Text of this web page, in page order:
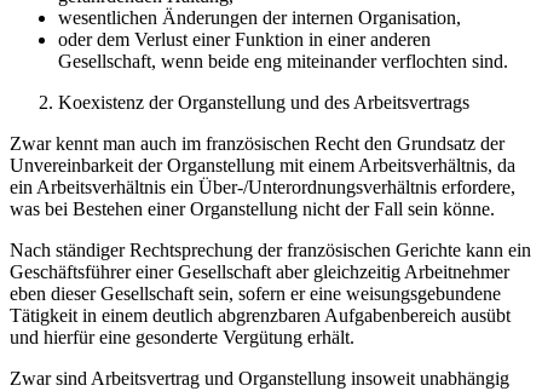
wesentlichen Änderungen der internen Organisation,
oder dem Verlust einer Funktion in einer anderen
Gesellschaft, wenn beide eng miteinander verflochten sind.
Koexistenz der Organstellung und des Arbeitsvertrags
Zwar kennt man auch im französischen Recht den Grundsatz der
Unvereinbarkeit der Organstellung mit einem Arbeitsverhältnis, da
ein Arbeitsverhältnis ein Über-/Unterordnungsverhältnis erfordere,
was bei Bestehen einer Organstellung nicht der Fall sein könne.
Nach ständiger Rechtsprechung der französischen Gerichte kann ein
Geschäftsführer einer Gesellschaft aber gleichzeitig Arbeitnehmer
eben dieser Gesellschaft sein, sofern er eine weisungsgebundene
Tätigkeit in einem deutlich abgrenzbaren Aufgabenbereich ausübt
und hierfür eine gesonderte Vergütung erhält.
Zwar sind Arbeitsvertrag und Organstellung insoweit unabhängig